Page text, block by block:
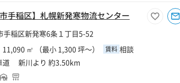
手稲区】札幌新発寒物流センター
手稲区新発寒6条１丁目5-52
11,090 ㎡ （最小 1,300 坪～） 賃料 相談
道 新川より 約3.50km